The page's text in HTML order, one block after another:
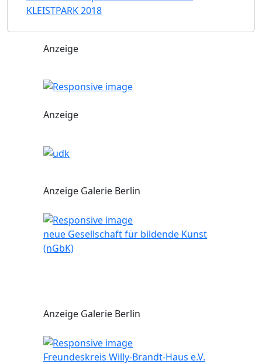
KLEISTPARK 2018
Anzeige
Anzeige
Anzeige Galerie Berlin
neue Gesellschaft für bildende Kunst
(nGbK)
Anzeige Galerie Berlin
Freundeskreis Willy-Brandt-Haus e.V.